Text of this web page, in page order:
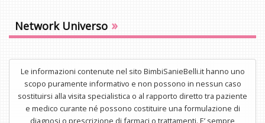
Network Universo »
Le informazioni contenute nel sito BimbiSanieBelli.it hanno uno
scopo puramente informativo e non possono in nessun caso
sostituirsi alla visita specialistica o al rapporto diretto tra paziente
e medico curante né possono costituire una formulazione di
diagnosi o prescrizione di farmaci o trattamenti. E’ sempre